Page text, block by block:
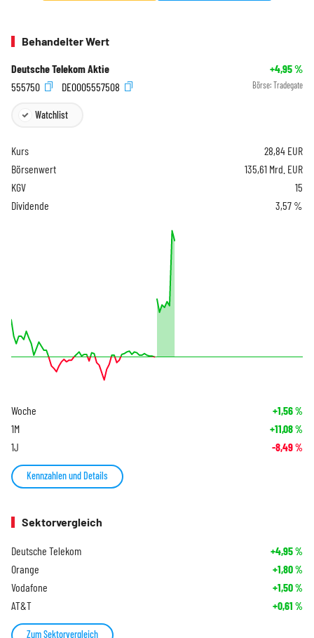
Behandelter Wert
Deutsche Telekom Aktie +4,95%
555750
DE0005557508 Börse: Tradegate
Watchlist
Kurs 28,84 EUR
Börsenwert
135,61 Mrd. EUR
KGV
15
Dividende
3,57 %
Woche +1,56%
1M +11,08%
1J -8,49%
Kennzahlen und Details
Sektorvergleich
Deutsche Telekom +4,95%
Orange +1,80%
Vodafone +1,50%
AT&T +0,61 %
Zum Sektorvergleich